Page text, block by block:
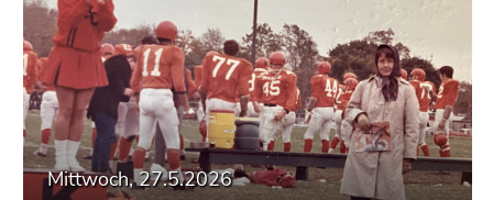
Mittwoch, 27.5.2026